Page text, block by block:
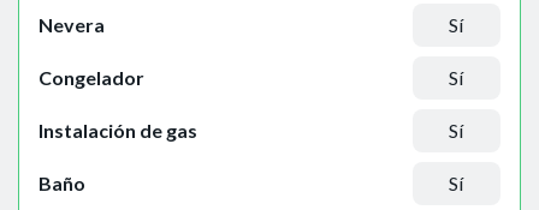
Nevera Sí
Congelador Sí
Instalación de gas Sí
Baño Sí